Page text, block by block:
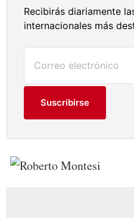
Recibirás diariamente
internacionales más
Suscribirse